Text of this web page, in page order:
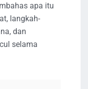
apa itu
langkah-
dan
selama